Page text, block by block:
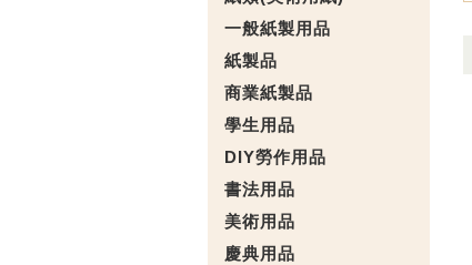
一般紙製用品
紙製品
商業紙製品
學生用品
DIY勞作用品
書法用品
美術用品
慶典用品